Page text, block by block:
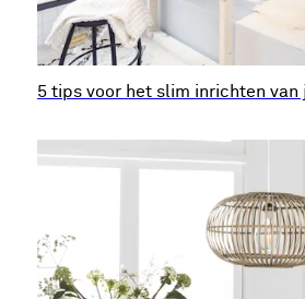
5 tips voor het slim inrichten